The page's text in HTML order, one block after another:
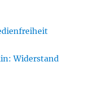
Widerstand